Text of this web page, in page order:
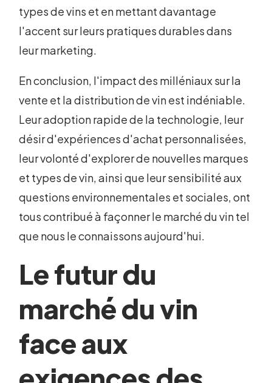
types de vins et en mettant davantage
l'accent sur leurs pratiques durables dans
leur marketing.
En conclusion, l'impact des milléniaux sur la
vente et la distribution de vin est indéniable.
Leur adoption rapide de la technologie, leur
désir d'expériences d'achat personnalisées,
leur volonté d'explorer de nouvelles marques
et types de vin, ainsi que leur sensibilité aux
questions environnementales et sociales, ont
tous contribué à façonner le marché du vin tel
que nous le connaissons aujourd'hui.
Le futur du
marché du vin
face aux